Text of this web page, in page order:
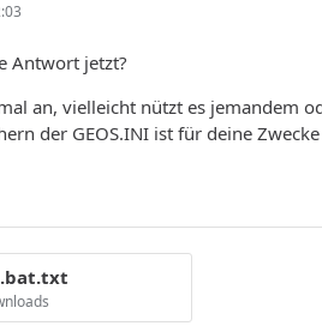
Antwort jetzt?
an, vielleicht nützt es jemandem
der GEOS.INI ist für deine